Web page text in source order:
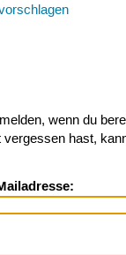
wenn du
hast,